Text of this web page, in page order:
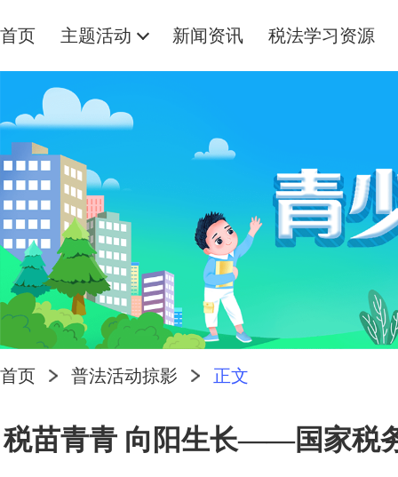
首页 主题活动 新闻资讯 税法学习资源
首页 普法活动掠影 正文
税苗青青 向阳生长——国家税